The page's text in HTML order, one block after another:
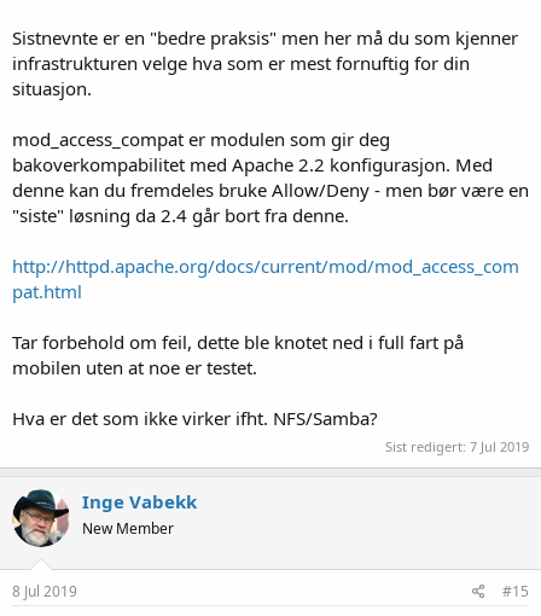
Sistnevnte er en "bedre praksis" men her må du som kjenner
infrastrukturen velge hva som er mest fornuftig for din
situasjon.
mod_access_compat er modulen som gir deg
bakoverkompabilitet med Apache 2.2 konfigurasjon. Med
denne kan du fremdeles bruke Allow/Deny - men bør være en
"siste" løsning da 2.4 går bort fra denne.
http://httpd.apache.org/docs/current/mod/mod_access_com
pat.html
Tar forbehold om feil, dette ble knotet ned i full fart på
mobilen uten at noe er testet.
Hva er det som ikke virker ifht. NFS/Samba?
Sist redigert: 7 Jul 2019
Inge Vabekk
New Member
8 Jul 2019 #15